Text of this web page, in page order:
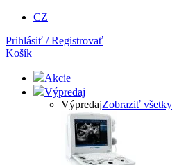
CZ
Prihlásiť / Registrovať
Košík
Akcie
Výpredaj
VýpredajZobraziť všetky